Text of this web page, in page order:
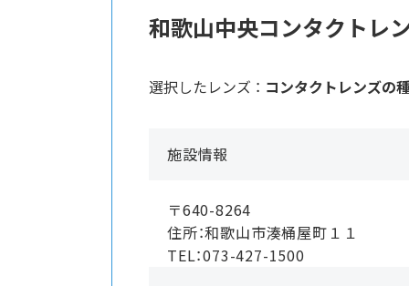
和歌山中央コンタクトレ
選択したレンズ ： コンタクトレンズの
施設情報
〒640-8264
住所：和歌山市湊桶屋町１１
TEL：073-427-1500